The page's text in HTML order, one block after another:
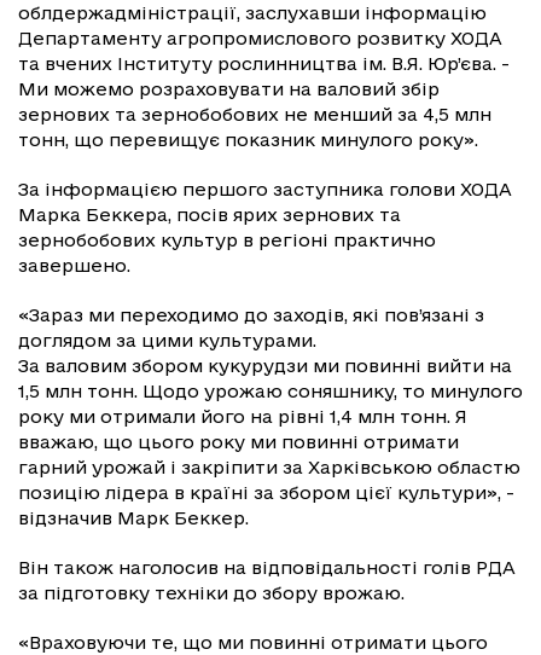
облдержадміністрації, заслухавши інформацію
Департаменту агропромислового розвитку ХОДА
та вчених Інституту рослинництва ім. В.Я. Юр’єва. -
Ми можемо розраховувати на валовий збір
зернових та зернобобових не менший за 4,5 млн
тонн, що перевищує показник минулого року».
За інформацією першого заступника голови ХОДА
Марка Беккера, посів ярих зернових та
зернобобових культур в регіоні практично
завершено.
«Зараз ми переходимо до заходів, які пов’язані з
доглядом за цими культурами.
За валовим збором кукурудзи ми повинні вийти на
1,5 млн тонн. Щодо урожаю соняшнику, то минулого
року ми отримали його на рівні 1,4 млн тонн. Я
вважаю, що цього року ми повинні отримати
гарний урожай і закріпити за Харківською областю
позицію лідера в країні за збором цієї культури», -
відзначив Марк Беккер.
Він також наголосив на відповідальності голів РДА
за підготовку техніки до збору врожаю.
«Враховуючи те, що ми повинні отримати цього